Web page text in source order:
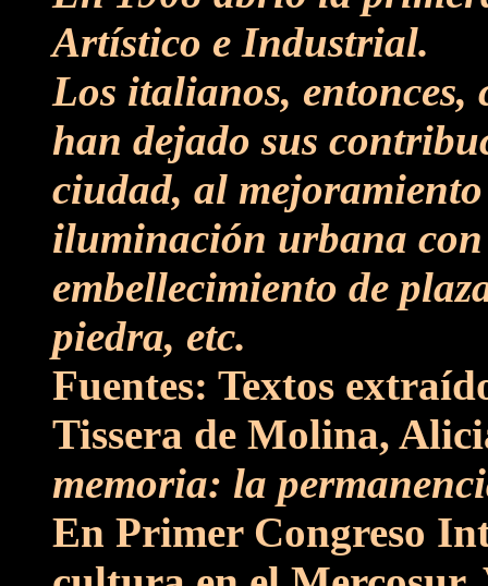
Artístico e Industrial.
Los italianos, entonces,
han dejado sus
ciudad, al
iluminación urbana
embellecimiento de
piedra, etc.
Fuentes: Textos
Tissera de Molina,
memoria: la
En Primer Congreso